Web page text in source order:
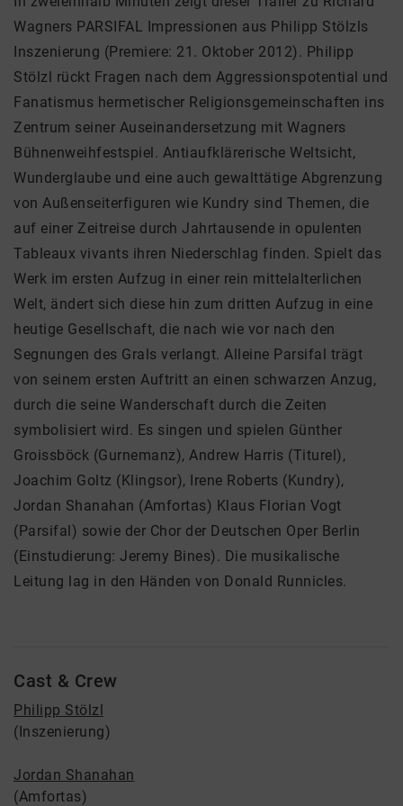
Wagners PARSIFAL Impressionen aus Philipp Stölzls
Inszenierung (Premiere: 21. Oktober 2012). Philipp
Stölzl rückt Fragen nach dem Aggressionspotential und
Fanatismus hermetischer Religionsgemeinschaften ins
Zentrum seiner Auseinandersetzung mit Wagners
Bühnenweihfestspiel. Antiaufklärerische Weltsicht,
Wunderglaube und eine auch gewalttätige Abgrenzung
von Außenseiterfiguren wie Kundry sind Themen, die
auf einer Zeitreise durch Jahrtausende in opulenten
Tableaux vivants ihren Niederschlag finden. Spielt das
Werk im ersten Aufzug in einer rein mittelalterlichen
Welt, ändert sich diese hin zum dritten Aufzug in eine
heutige Gesellschaft, die nach wie vor nach den
Segnungen des Grals verlangt. Alleine Parsifal trägt
von seinem ersten Auftritt an einen schwarzen Anzug,
durch die seine Wanderschaft durch die Zeiten
symbolisiert wird. Es singen und spielen Günther
Groissböck (Gurnemanz), Andrew Harris (Titurel),
Joachim Goltz (Klingsor), Irene Roberts (Kundry),
Jordan Shanahan (Amfortas) Klaus Florian Vogt
(Parsifal) sowie der Chor der Deutschen Oper Berlin
(Einstudierung: Jeremy Bines). Die musikalische
Leitung lag in den Händen von Donald Runnicles.
Cast & Crew
Philipp Stölzl
(Inszenierung)
Jordan Shanahan
(Amfortas)